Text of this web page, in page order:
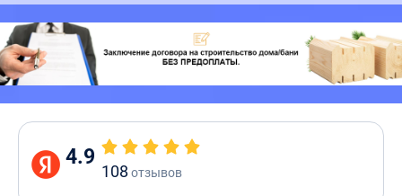
4.9
108 отзывов